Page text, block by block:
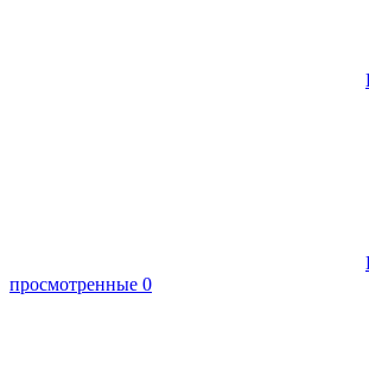
просмотренные 0